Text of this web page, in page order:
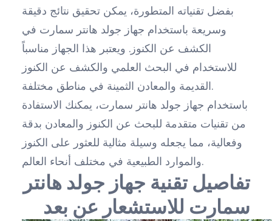
بفضل تقنياته المتطورة، يمكن تحقيق نتائج دقيقة
وسريعة باستخدام جهاز جولد هانتر سمارت في
الكشف عن الكنوز. ويعتبر هذا الجهاز مناسباً
للاستخدام في البحث العلمي والكشف عن الكنوز
القديمة والمعادن الثمينة في مناطق مختلفة.
باستخدام جهاز جولد هانتر سمارت، يمكنك الاستفادة
من تقنيات متقدمة للبحث عن الكنوز والمعادن بدقة
وفعالية، مما يجعله وسيلة مثالية للعثور على الكنوز
والموارد الطبيعية في مختلف أنحاء العالم.
تفاصيل تقنية جهاز جولد هانتر
سمارت للاستشعار عن بعد